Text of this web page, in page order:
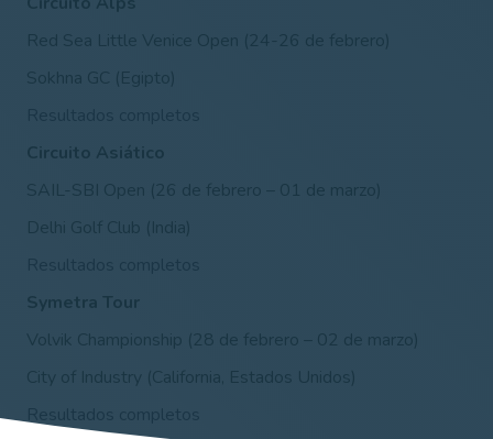
Red Sea Little Venice Open (24-26 de febrero)
Sokhna GC (Egipto)
Circuito Asiático
SAIL-SBI Open (26 de febrero – 01 de marzo)
Delhi Golf Club (India)
Symetra Tour
Volvik Championship (28 de febrero – 02 de marzo)
City of Industry (California, Estados Unidos)